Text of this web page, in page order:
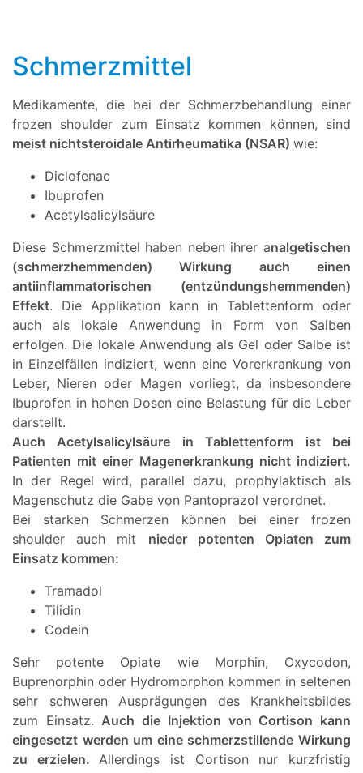
Schmerzmittel
Medikamente, die bei der Schmerzbehandlung einer
frozen shoulder zum Einsatz kommen können, sind
meist nichtsteroidale Antirheumatika (NSAR) wie:
Diclofenac
Ibuprofen
Acetylsalicylsäure
Diese Schmerzmittel haben neben ihrer analgetischen
(schmerzhemmenden) Wirkung auch einen
antiinflammatorischen (entzündungshemmenden)
Effekt. Die Applikation kann in Tablettenform oder
auch als lokale Anwendung in Form von Salben
erfolgen. Die lokale Anwendung als Gel oder Salbe ist
in Einzelfällen indiziert, wenn eine Vorerkrankung von
Leber, Nieren oder Magen vorliegt, da insbesondere
Ibuprofen in hohen Dosen eine Belastung für die Leber
darstellt.
Auch Acetylsalicylsäure in Tablettenform ist bei
Patienten mit einer Magenerkrankung nicht indiziert.
In der Regel wird, parallel dazu, prophylaktisch als
Magenschutz die Gabe von Pantoprazol verordnet.
Bei starken Schmerzen können bei einer frozen
shoulder auch mit nieder potenten Opiaten zum
Einsatz kommen:
Tramadol
Tilidin
Codein
Sehr potente Opiate wie Morphin, Oxycodon,
Buprenorphin oder Hydromorphon kommen in seltenen
sehr schweren Ausprägungen des Krankheitsbildes
zum Einsatz.Auch die Injektion von Cortison kann
eingesetzt werden um eine schmerzstillende Wirkung
zu erzielen.Allerdings ist Cortison nur kurzfristig